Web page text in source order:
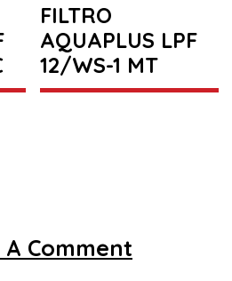
FILTRO
AQUAPLUS LPF
12/WS-1 MT
Comment